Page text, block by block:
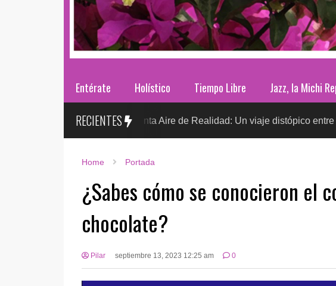
Entérate Holístico Tiempo Libre Jazz, la Michi
RECIENTES
Sr. González presenta Aire de Realidad: Un viaje distópico entre la novela
Home Portada
¿Sabes cómo se conocieron el
chocolate?
Pilar septiembre 13, 2023 12:25 am 0